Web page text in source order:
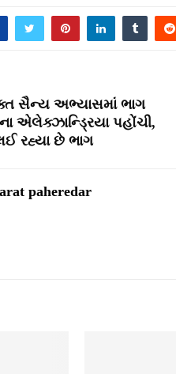
સૈન્ય અભ્યાસમાં ભાગ
એલેક્ઝાન્ડ્રિયા પહોંચી,
રહ્યા છે ભાગ
paheredar